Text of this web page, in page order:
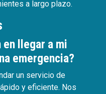
a largo plazo.
llegar a mi
emergencia?
un servicio de
y eficiente. Nos